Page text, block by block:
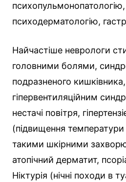
психопульмонопатологію,
психодерматологію,
Найчастіше неврологи
головними болями,
подразненого
гіпервентиляційним
нестачі повітря,
(підвищення температури
такими шкірними
атопічний дерматит,
Ніктурія (нічні походи в